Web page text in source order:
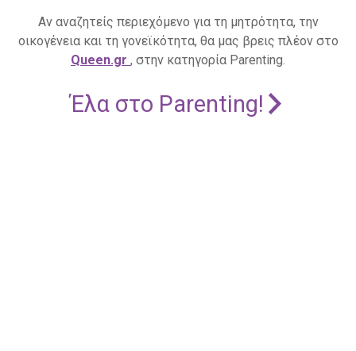
Αν αναζητείς περιεχόμενο για τη μητρότητα, την
οικογένεια και τη γονεϊκότητα, θα μας βρεις πλέον στο
Queen.gr , στην κατηγορία Parenting.
Έλα στο Parenting!